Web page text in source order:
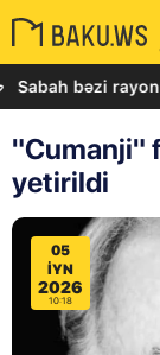
bəzi rayonlarda
"Cumanji"
yetirildi
05
IYN
2026
10:18